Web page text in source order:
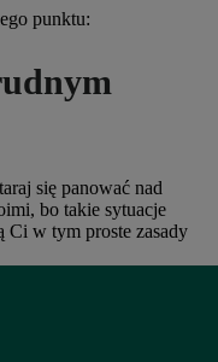
punktu:
się panować nad
bo takie sytuacje
Ci w tym proste zasady